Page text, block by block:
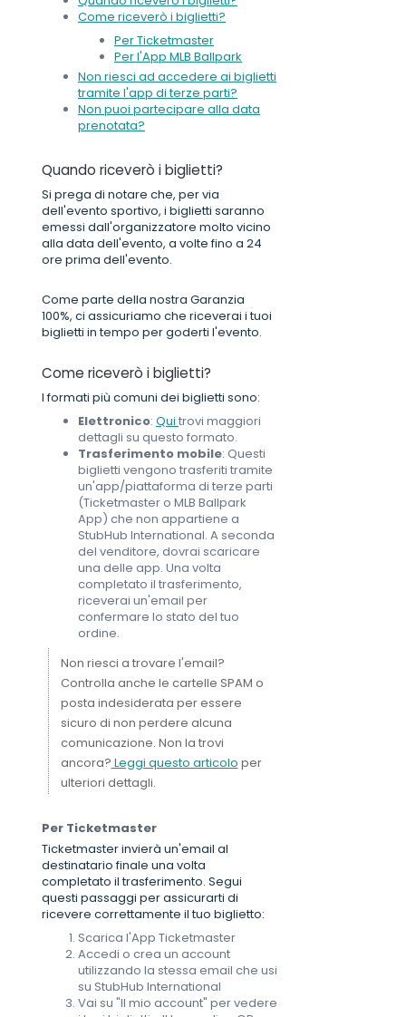
Come riceverò i biglietti?
Per Ticketmaster
Per l'App MLB Ballpark
Non riesci ad accedere ai biglietti
tramite l'app di terze parti?
Non puoi partecipare alla data
prenotata?
Quando riceverò i biglietti?
Si prega di notare che, per via
dell'evento sportivo, i biglietti saranno
emessi dall'organizzatore molto vicino
alla data dell'evento, a volte fino a 24
ore prima dell'evento.
Come parte della nostra Garanzia
100%, ci assicuriamo che riceverai i tuoi
biglietti in tempo per goderti l'evento.
Come riceverò i biglietti?
I formati più comuni dei biglietti sono:
Elettronico: Qui trovi maggiori
dettagli su questo formato.
Trasferimento mobile: Questi
biglietti vengono trasferiti tramite
un'app/piattaforma di terze parti
(Ticketmaster o MLB Ballpark
App) che non appartiene a
StubHub International. A seconda
del venditore, dovrai scaricare
una delle app. Una volta
completato il trasferimento,
riceverai un'email per
confermare lo stato del tuo
ordine.
Non riesci a trovare l'email?
Controlla anche le cartelle SPAM o
posta indesiderata per essere
sicuro di non perdere alcuna
comunicazione. Non la trovi
ancora? Leggi questo articolo per
ulteriori dettagli.
Per Ticketmaster
Ticketmaster invierà un'email al
destinatario finale una volta
completato il trasferimento. Segui
questi passaggi per assicurarti di
ricevere correttamente il tuo biglietto:
Scarica l'App Ticketmaster
Accedi o crea un account
utilizzando la stessa email che usi
su StubHub International
Vai su "Il mio account" per vedere